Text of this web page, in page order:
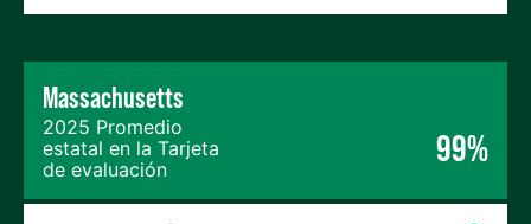
Massachusetts
2025 Promedio
estatal en la Tarjeta
de evaluación
99%